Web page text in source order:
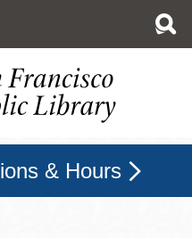
& Hours